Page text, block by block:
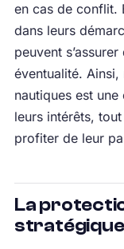
en cas de conflit.
dans leurs
peuvent
éventualité.
nautiques est
leurs intérêts,
profiter de leur
La